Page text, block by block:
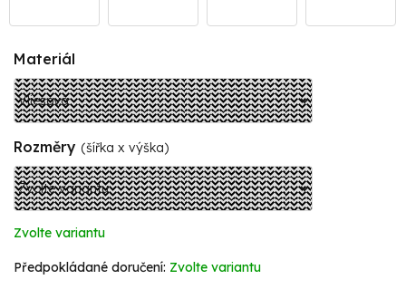
Materiál
Rozměry (šířka x výška)
Zvolte variantu
Zvolte variantu